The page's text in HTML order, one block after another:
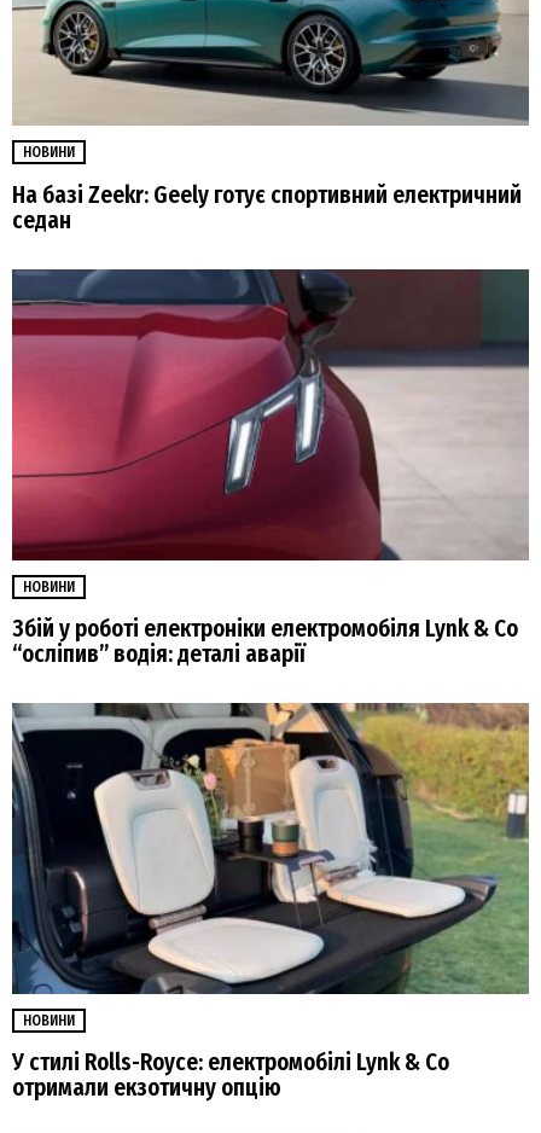
НОВИНИ
На базі Zeekr: Geely готує спортивний електричний
седан
НОВИНИ
Збій у роботі електроніки електромобіля Lynk & Co
“осліпив” водія: деталі аварії
НОВИНИ
У стилі Rolls-Royce: електромобілі Lynk & Co
отримали екзотичну опцію